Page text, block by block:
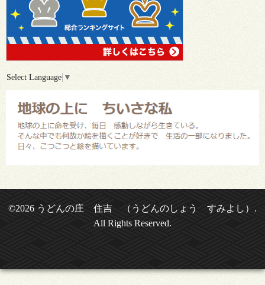
Select Language ▼
©2026 うどんの庄 住吉 （うどんのしょう すみよし） .
All Rights Reserved.